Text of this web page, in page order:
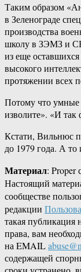
Таким образом
в Зеленограде
производства
школу в ЗЭМЗ и
из еще
высокого
протяжении всех
Потому что
изволите». «И
Кстати, Вильнюс
до 1979 года. А то
Материал: Proper
Настоящий
сообществе
редакции
такая
права, вам
на EMAIL
содержащей